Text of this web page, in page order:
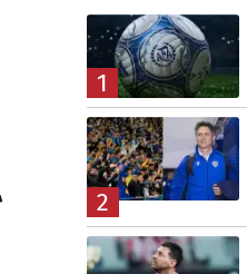
1
2